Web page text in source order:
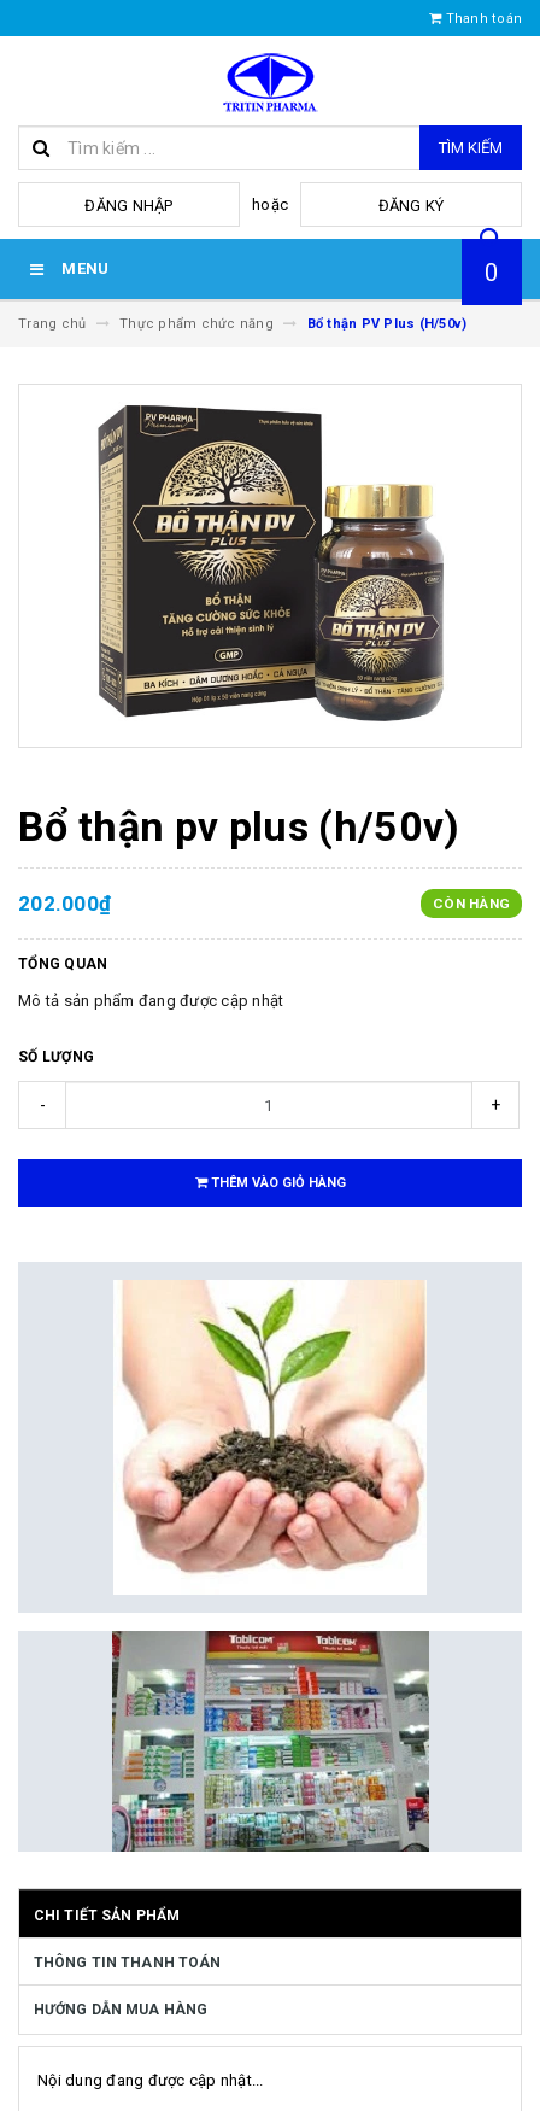
Thanh toán
TÌM KIẾM
ĐĂNG NHẬP hoặc ĐĂNG KÝ
MENU 0
Trang chủ Thực phẩm chức năng Bổ thận PV Plus (H/50v)
Bổ thận pv plus (h/50v)
202.000₫ CÒN HÀNG
TỔNG QUAN
Mô tả sản phẩm đang được cập nhật
SỐ LƯỢNG
- +
THÊM VÀO GIỎ HÀNG
CHI TIẾT SẢN PHẨM
THÔNG TIN THANH TOÁN
HƯỚNG DẪN MUA HÀNG
Nội dung đang được cập nhật...